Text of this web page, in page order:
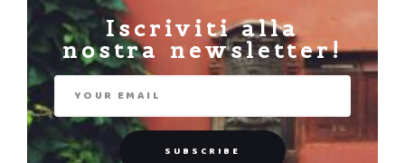
Iscriviti alla
nostra newsletter!